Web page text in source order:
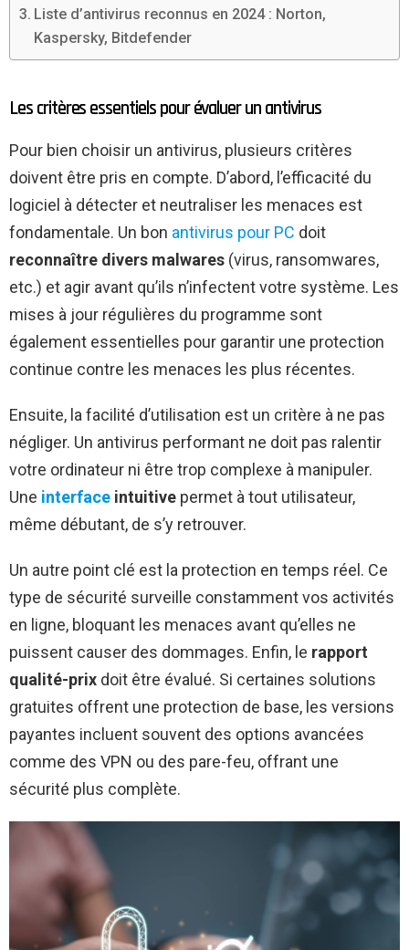
Liste d’antivirus reconnus en 2024 : Norton,
Kaspersky, Bitdefender
Les critères essentiels pour évaluer un antivirus
Pour bien choisir un antivirus, plusieurs critères
doivent être pris en compte. D’abord, l’efficacité du
logiciel à détecter et neutraliser les menaces est
fondamentale. Un bon antivirus pour PC doit
reconnaître divers malwares (virus, ransomwares,
etc.) et agir avant qu’ils n’infectent votre système. Les
mises à jour régulières du programme sont
également essentielles pour garantir une protection
continue contre les menaces les plus récentes.
Ensuite, la facilité d’utilisation est un critère à ne pas
négliger. Un antivirus performant ne doit pas ralentir
votre ordinateur ni être trop complexe à manipuler.
Une interface intuitive permet à tout utilisateur,
même débutant, de s’y retrouver.
Un autre point clé est la protection en temps réel. Ce
type de sécurité surveille constamment vos activités
en ligne, bloquant les menaces avant qu’elles ne
puissent causer des dommages. Enfin, le rapport
qualité-prix doit être évalué. Si certaines solutions
gratuites offrent une protection de base, les versions
payantes incluent souvent des options avancées
comme des VPN ou des pare-feu, offrant une
sécurité plus complète.